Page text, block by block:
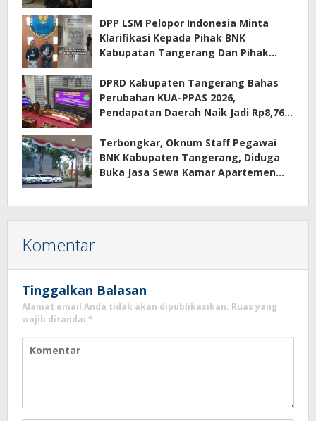
DPP LSM Pelopor Indonesia Minta
Klarifikasi Kepada Pihak BNK
Kabupatan Tangerang Dan Pihak
Terkait Sewa Kamar Per Jam
DPRD Kabupaten Tangerang Bahas
Perubahan KUA-PPAS 2026,
Pendapatan Daerah Naik Jadi Rp8,76
Terbongkar, Oknum Staff Pegawai
BNK Kabupaten Tangerang, Diduga
Buka Jasa Sewa Kamar Apartemen
Komentar
Tinggalkan Balasan
Alamat email Anda tidak akan dipublikasikan. Ruas yang
wajib ditandai *